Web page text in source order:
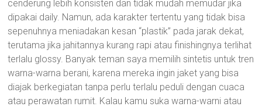
cenderung lebih konsisten dan tidak mudah memudar jika
dipakai daily. Namun, ada karakter tertentu yang tidak bisa
sepenuhnya meniadakan kesan “plastik” pada jarak dekat,
terutama jika jahitannya kurang rapi atau finishingnya terlihat
terlalu glossy. Banyak teman saya memilih sintetis untuk tren
warna-warna berani, karena mereka ingin jaket yang bisa
diajak berkegiatan tanpa perlu terlalu peduli dengan cuaca
atau perawatan rumit. Kalau kamu suka warna-warni atau